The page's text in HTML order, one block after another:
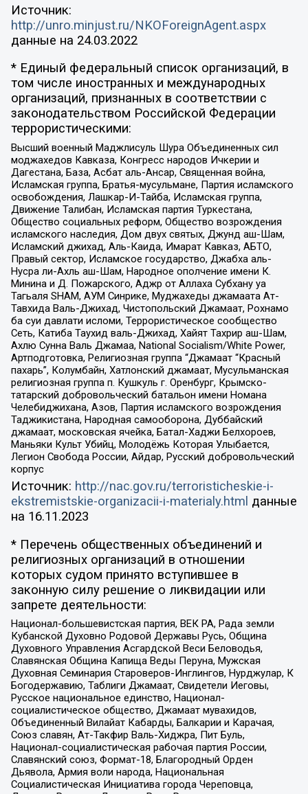
Источник:
http://unro.minjust.ru/NKOForeignAgent.aspx
данные на 24.03.2022
* Единый федеральный список организаций, в
том числе иностранных и международных
организаций, признанных в соответствии с
законодательством Российской Федерации
террористическими:
Высший военный Маджлисуль Шура Объединенных сил
моджахедов Кавказа, Конгресс народов Ичкерии и
Дагестана, База, Асбат аль-Ансар, Священная война,
Исламская группа, Братья-мусульмане, Партия исламского
освобождения, Лашкар-И-Тайба, Исламская группа,
Движение Талибан, Исламская партия Туркестана,
Общество социальных реформ, Общество возрождения
исламского наследия, Дом двух святых, Джунд аш-Шам,
Исламский джихад, Аль-Каида, Имарат Кавказ, АБТО,
Правый сектор, Исламское государство, Джабха аль-
Нусра ли-Ахль аш-Шам, Народное ополчение имени К.
Минина и Д. Пожарского, Аджр от Аллаха Субхану уа
Тагьаля SHAM, АУМ Синрике, Муджахеды джамаата Ат-
Тавхида Валь-Джихад, Чистопольский Джамаат, Рохнамо
ба суи давлати исломи, Террористическое сообщество
Сеть, Катиба Таухид валь-Джихад, Хайят Тахрир аш-Шам,
Ахлю Сунна Валь Джамаа, National Socialism/White Power,
Артподготовка, Религиозная группа “Джамаат “Красный
пахарь”, Колумбайн, Хатлонский джамаат, Мусульманская
религиозная группа п. Кушкуль г. Оренбург, Крымско-
татарский добровольческий батальон имени Номана
Челебиджихана, Азов, Партия исламского возрождения
Таджикистана, Народная самооборона, Дуббайский
джамаат, московская ячейка, Батал-Хаджи Белхороев,
Маньяки Культ Убийц, Молодёжь Которая Улыбается,
Легион Свобода России, Айдар, Русский добровольческий
корпус
Источник: http://nac.gov.ru/terroristicheskie-i-
ekstremistskie-organizacii-i-materialy.html данные
на 16.11.2023
* Перечень общественных объединений и
религиозных организаций в отношении
которых судом принято вступившее в
законную силу решение о ликвидации или
запрете деятельности:
Национал-большевистская партия, ВЕК РА, Рада земли
Кубанской Духовно Родовой Державы Русь, Община
Духовного Управления Асгардской Веси Беловодья,
Славянская Община Капища Веды Перуна, Мужская
Духовная Семинария Староверов-Инглингов, Нурджулар, К
Богодержавию, Таблиги Джамаат, Свидетели Иеговы,
Русское национальное единство, Национал-
социалистическое общество, Джамаат мувахидов,
Объединенный Вилайат Кабарды, Балкарии и Карачая,
Союз славян, Ат-Такфир Валь-Хиджра, Пит Буль,
Национал-социалистическая рабочая партия России,
Славянский союз, Формат-18, Благородный Орден
Дьявола, Армия воли народа, Национальная
Социалистическая Инициатива города Череповца,